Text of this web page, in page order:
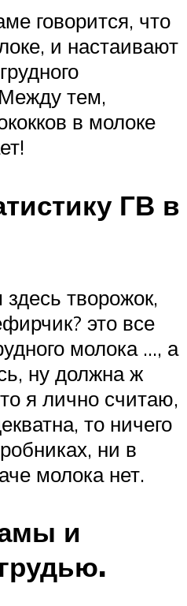
говорится, что
и настаивают
тем,
в молоке
ГВ в
творожок,
это все
молока …, а
ну должна ж
я лично считаю,
то ничего
ни в
молока нет.
и